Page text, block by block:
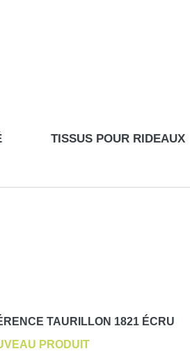
TISSUS POUR RIDEAUX
TAURILLON 1821 ÉCRU
PRODUIT